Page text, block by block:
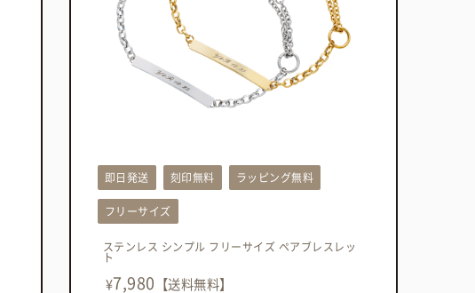
即日発送 刻印無料 ラッピング無料
フリーサイズ
ステンレス シンプル フリーサイズ ペアブレスレッ
ト
7,980